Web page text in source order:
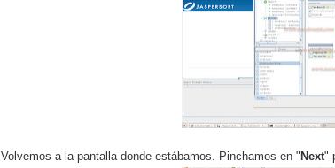
Volvemos a la pantalla donde estábamos. Pinchamos en "Next"